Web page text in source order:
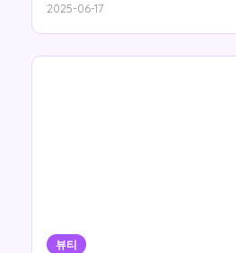
2025-06-17
뷰티